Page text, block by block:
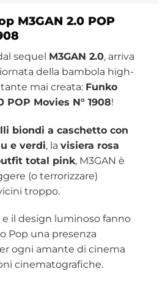
M3GAN 2.0 POP
sequel M3GAN 2.0, arriva
della bambola high-
mai creata: Funko
POP Movies N° 1908!
biondi a caschetto con
e verdi, la visiera rosa
total pink, M3GAN è
(o terrorizzare)
troppo.
il design luminoso fanno
Pop una presenza
ogni amante di cinema
cinematografiche.